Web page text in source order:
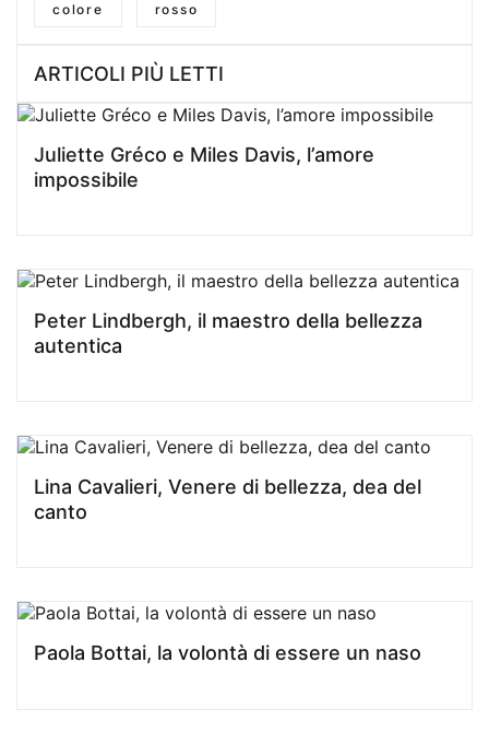
colore rosso
ARTICOLI PIÙ LETTI
Juliette Gréco e Miles Davis, l’amore
impossibile
Peter Lindbergh, il maestro della bellezza
autentica
Lina Cavalieri, Venere di bellezza, dea del
canto
Paola Bottai, la volontà di essere un naso